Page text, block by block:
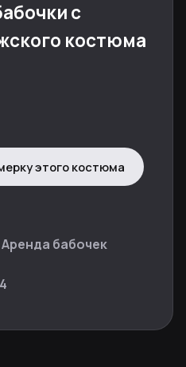
с
костюма
этого костюма
Аренда бабочек